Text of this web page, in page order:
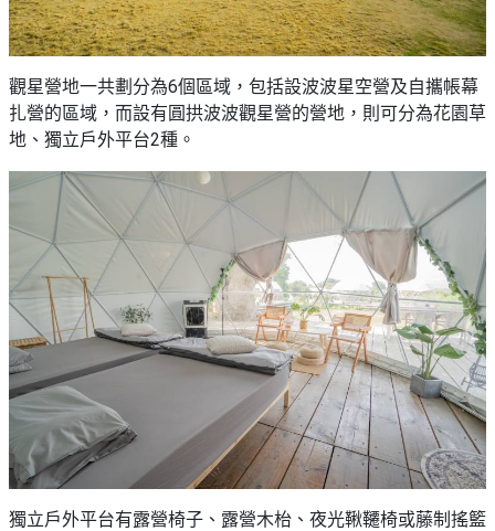
觀星營地一共劃分為6個區域，包括設波波星空營及自攜帳幕
扎營的區域，而設有圓拱波波觀星營的營地，則可分為花園草
地、獨立戶外平台2種。
獨立戶外平台有露營椅子、露營木枱、夜光鞦韆椅或藤制搖籃